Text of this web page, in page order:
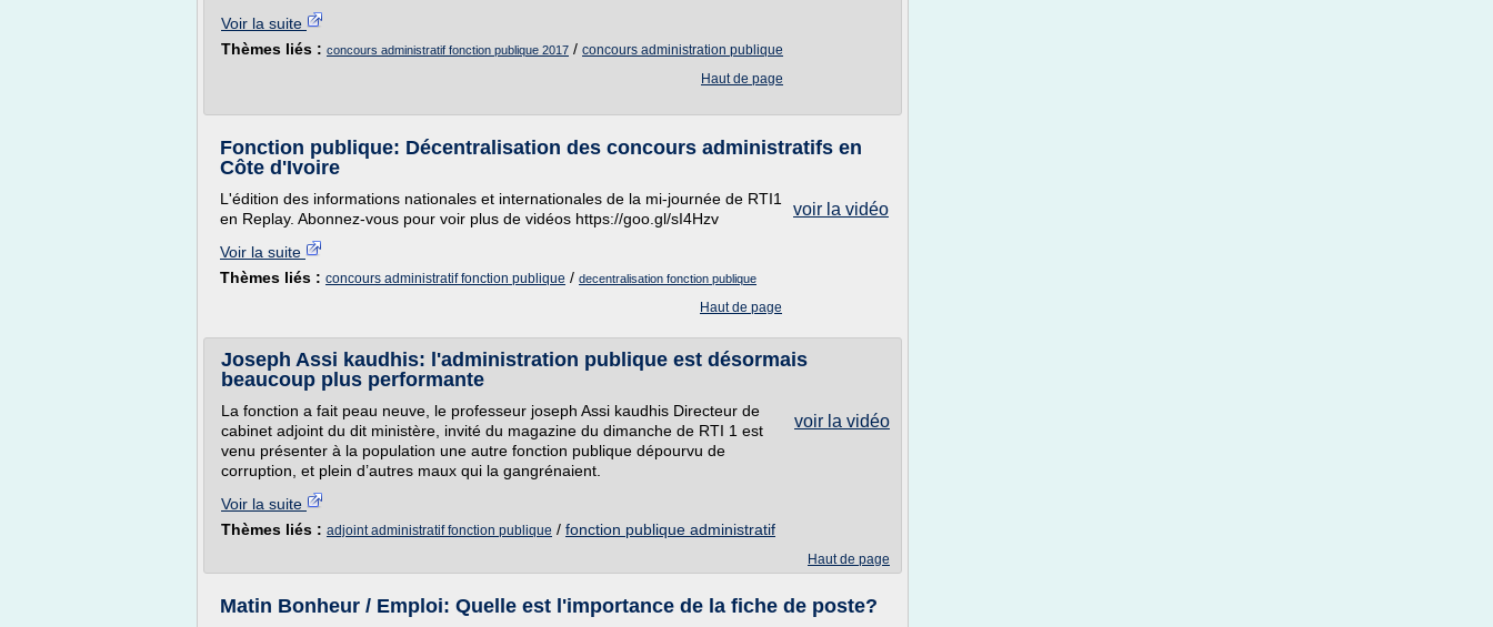
Voir la suite
Thèmes liés : concours administratif fonction publique 2017 / concours administration publique
Haut de page
Fonction publique: Décentralisation des concours administratifs en
Côte d'Ivoire
voir la vidéo
L'édition des informations nationales et internationales de la mi-journée de RTI1
en Replay. Abonnez-vous pour voir plus de vidéos https://goo.gl/sI4Hzv
Voir la suite
Thèmes liés : concours administratif fonction publique / decentralisation fonction publique
Haut de page
Joseph Assi kaudhis: l'administration publique est désormais
beaucoup plus performante
voir la vidéo
La fonction a fait peau neuve, le professeur joseph Assi kaudhis Directeur de
cabinet adjoint du dit ministère, invité du magazine du dimanche de RTI 1 est
venu présenter à la population une autre fonction publique dépourvu de
corruption, et plein d’autres maux qui la gangrénaient.
Voir la suite
Thèmes liés : adjoint administratif fonction publique / fonction publique administratif
Haut de page
Matin Bonheur / Emploi: Quelle est l'importance de la fiche de poste?